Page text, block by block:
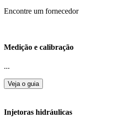
Encontre um fornecedor
Medição e calibração
...
Veja o guia
Injetoras hidráulicas